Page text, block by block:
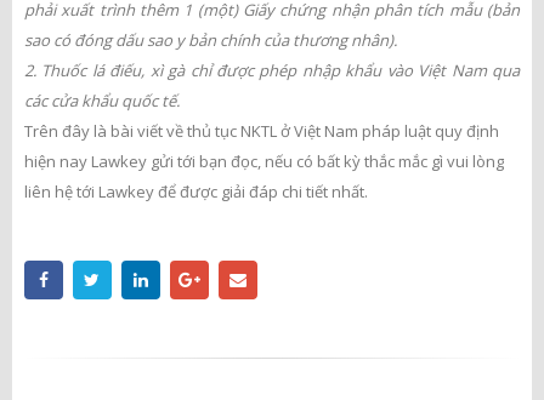
phải xuất trình thêm 1 (một) Giấy chứng nhận phân tích mẫu (bản
sao có đóng dấu sao y bản chính của thương nhân).
2. Thuốc lá điếu, xì gà chỉ được phép nhập khẩu vào Việt Nam qua
các cửa khẩu quốc tế.
Trên đây là bài viết về thủ tục NKTL ở Việt Nam pháp luật quy định
hiện nay Lawkey gửi tới bạn đọc, nếu có bất kỳ thắc mắc gì vui lòng
liên hệ tới Lawkey để được giải đáp chi tiết nhất.